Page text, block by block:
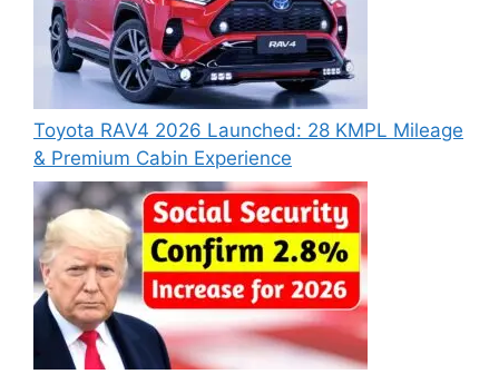
Toyota RAV4 2026 Launched: 28 KMPL Mileage
& Premium Cabin Experience